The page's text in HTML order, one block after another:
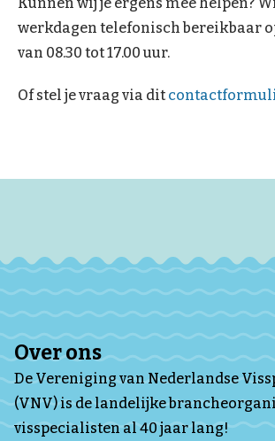
werkdagen telefonisch bereikbaar
van 08.30 tot 17.00 uur.
Of stel je vraag via dit
Over ons
De Vereniging van Nederlandse
(VNV) is de landelijke
visspecialisten al 40 jaar lang!